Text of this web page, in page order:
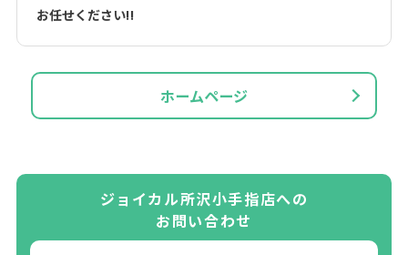
ホームページ
お任せください!!
ジョイカル所沢小手指店への
お問い合わせ